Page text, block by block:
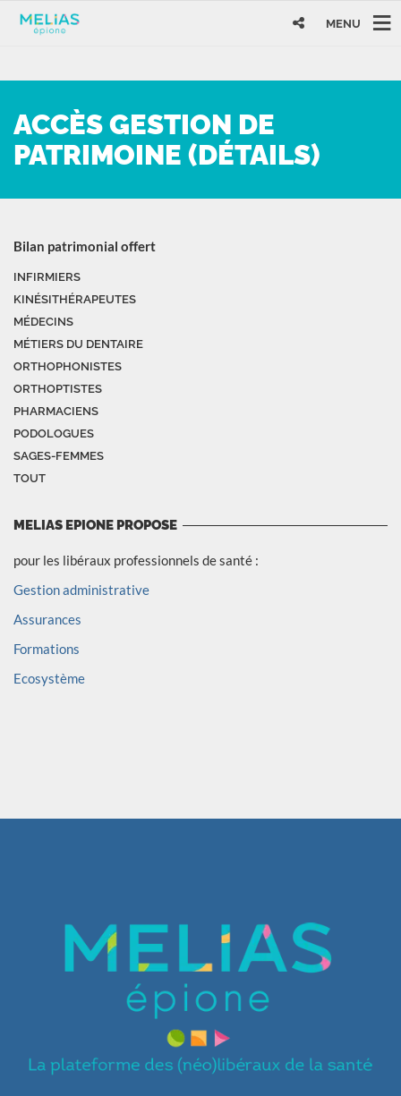
MENU
ACCÈS GESTION DE
PATRIMOINE (DÉTAILS)
Bilan patrimonial offert
INFIRMIERS
KINÉSITHÉRAPEUTES
MÉDECINS
MÉTIERS DU DENTAIRE
ORTHOPHONISTES
ORTHOPTISTES
PHARMACIENS
PODOLOGUES
SAGES-FEMMES
TOUT
MELIAS EPIONE PROPOSE
pour les libéraux professionnels de santé :
Gestion administrative
Assurances
Formations
Ecosystème